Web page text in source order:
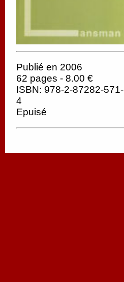
Publié en 2006
62 pages - 8.00 €
ISBN: 978-2-87282-571-
4
Epuisé